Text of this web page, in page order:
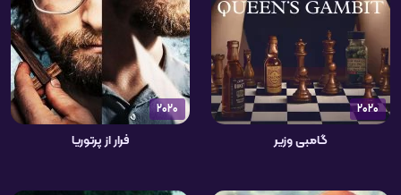
2020
گامبی وزیر
2020
فرار از پرتوریا